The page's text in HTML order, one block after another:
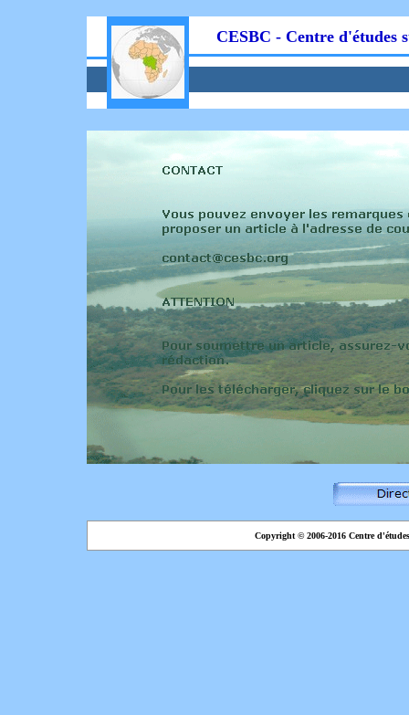
CESBC - Centre d'études
Copyright © 2006-2016 Centre